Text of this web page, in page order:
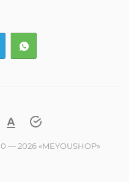
2026 «MEYOUSHOP»